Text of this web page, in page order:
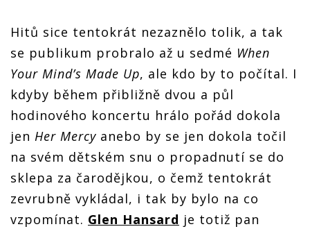
Hitů sice tentokrát nezaznělo tolik, a tak
se publikum probralo až u sedmé When
Your Mind’s Made Up, ale kdo by to počítal. I
kdyby během přibližně dvou a půl
hodinového koncertu hrálo pořád dokola
jen Her Mercy anebo by se jen dokola točil
na svém dětském snu o propadnutí se do
sklepa za čarodějkou, o čemž tentokrát
zevrubně vykládal, i tak by bylo na co
vzpomínat. Glen Hansard je totiž pan